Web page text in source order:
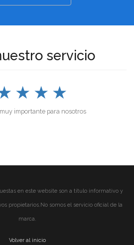
servicio
★ ★ ★
importante para nosotros
en este website son a título informativo y
propietarios.No somos el servicio oficial de la
marca.
Volver al inicio